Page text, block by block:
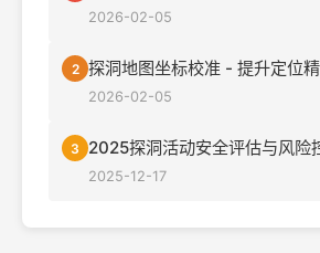
2026-02-05
2 探洞地图坐标校准 - 提升定位
2026-02-05
3 2025探洞活动安全评估与风险
2025-12-17